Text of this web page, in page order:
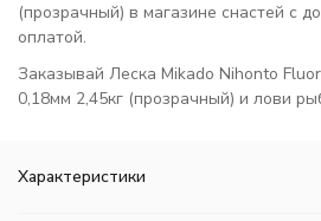
(прозрачный) в магазине снастей с
оплатой.
Заказывай Леска Mikado Nihonto
0,18мм 2,45кг (прозрачный) и лови
Характеристики